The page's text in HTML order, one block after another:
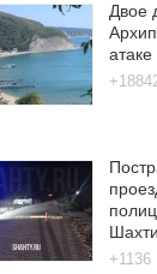
Двое
+1136